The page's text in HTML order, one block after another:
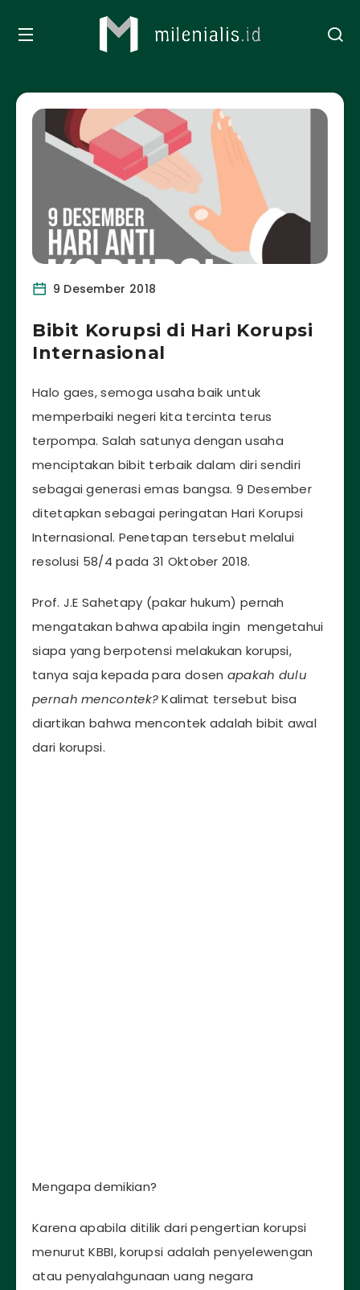
9 Desember 2018
Bibit Korupsi di Hari Korupsi
Internasional
Halo gaes, semoga usaha baik untuk
memperbaiki negeri kita tercinta terus
terpompa. Salah satunya dengan usaha
menciptakan bibit terbaik dalam diri sendiri
sebagai generasi emas bangsa. 9 Desember
ditetapkan sebagai peringatan Hari Korupsi
Internasional. Penetapan tersebut melalui
resolusi 58/4 pada 31 Oktober 2018.
Prof. J.E Sahetapy (pakar hukum) pernah
mengatakan bahwa apabila ingin mengetahui
siapa yang berpotensi melakukan korupsi,
tanya saja kepada para dosen apakah dulu
pernah mencontek?Kalimat tersebut bisa
diartikan bahwa mencontek adalah bibit awal
dari korupsi.
Mengapa demikian?
Karena apabila ditilik dari pengertian korupsi
menurut KBBI, korupsi adalah penyelewengan
atau penyalahgunaan uang negara